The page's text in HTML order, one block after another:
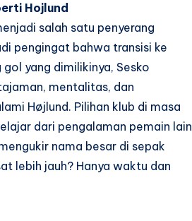
Hojlund
salah satu penyerang
pengingat bahwa transisi ke
yang dimilikinya, Sesko
mentalitas, dan
Højlund. Pilihan klub di masa
dari pengalaman pemain lain
nama besar di sepak
lebih jauh? Hanya waktu dan